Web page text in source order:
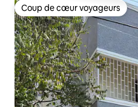
Coup de cœur voyageurs
Coup de cœur voyageurs